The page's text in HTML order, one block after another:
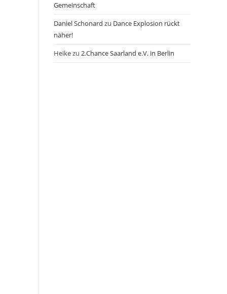
Gemeinschaft
Daniel Schonard zu Dance Explosion rückt
näher!
Heikezu 2.Chance Saarland e.V. in Berlin